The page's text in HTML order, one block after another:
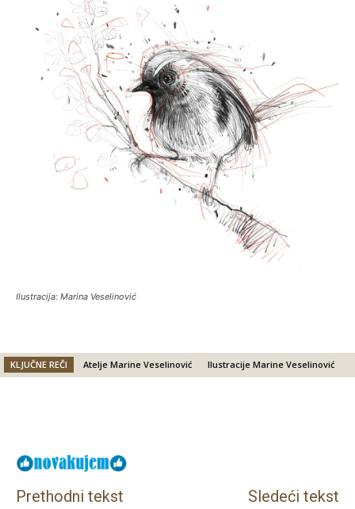
Ilustracija: Marina Veselinović
KLJUČNE REČI Atelje Marine Veselinović Ilustracije Marine Veselinović
Prethodni tekst Sledeći tekst